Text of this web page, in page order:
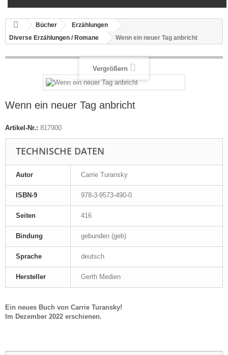
Bücher
Erzählungen
Diverse Erzählungen / Romane
Wenn ein neuer Tag anbricht
Vergrößern
Wenn ein neuer Tag anbricht
Artikel-Nr.: 817900
TECHNISCHE DATEN
Autor Carrie Turansky
ISBN-9 978-3-9573-490-0
Seiten 416
Bindung gebunden (geb)
Sprache deutsch
Hersteller Gerth Medien
Ein neues Buch von Carrie Turansky!
Im Dezember 2022 erschienen.